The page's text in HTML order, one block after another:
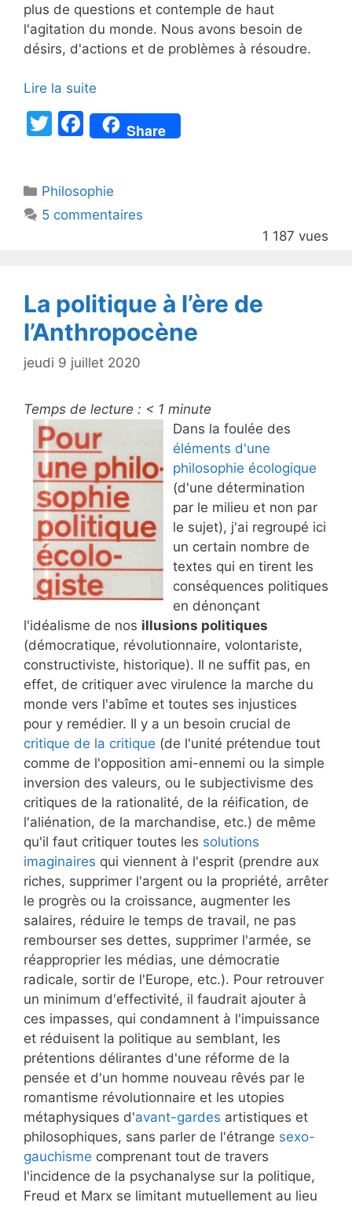
plus de questions et contemple de haut
l'agitation du monde. Nous avons besoin de
désirs, d'actions et de problèmes à résoudre.
Lire la suite
T
er
F
a
e
b
k
Share
Catégories
Philosophie
5 commentaires
1 187 vues
La politique à l’ère de
l’Anthropocène
jeudi 9 juillet 2020
Temps de lecture : < 1 minute
Dans la foulée des
éléments d'une
philosophie écologique
(d'une détermination
par le milieu et non par
le sujet), j'ai regroupé ici
un certain nombre de
textes qui en tirent les
conséquences politiques
en dénonçant
l'idéalisme de nos illusions politiques
(démocratique, révolutionnaire, volontariste,
constructiviste, historique). Il ne suffit pas, en
effet, de critiquer avec virulence la marche du
monde vers l'abîme et toutes ses injustices
pour y remédier. Il y a un besoin crucial de
critique de la critique (de l'unité prétendue tout
comme de l'opposition ami-ennemi ou la simple
inversion des valeurs, ou le subjectivisme des
critiques de la rationalité, de la réification, de
l'aliénation, de la marchandise, etc.) de même
qu'il faut critiquer toutes les solutions
imaginaires qui viennent à l'esprit (prendre aux
riches, supprimer l'argent ou la propriété, arrêter
le progrès ou la croissance, augmenter les
salaires, réduire le temps de travail, ne pas
rembourser ses dettes, supprimer l'armée, se
réapproprier les médias, une démocratie
radicale, sortir de l'Europe, etc.). Pour retrouver
un minimum d'effectivité, il faudrait ajouter à
ces impasses, qui condamnent à l'impuissance
et réduisent la politique au semblant, les
prétentions délirantes d'une réforme de la
pensée et d'un homme nouveau rêvés par le
romantisme révolutionnaire et les utopies
métaphysiques d'avant-gardes artistiques et
philosophiques, sans parler de l'étrange sexo-
gauchisme comprenant tout de travers
l'incidence de la psychanalyse sur la politique,
Freud et Marx se limitant mutuellement au lieu